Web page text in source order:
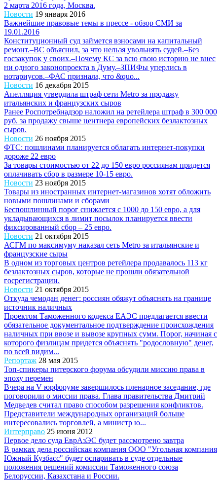
2 марта 2016 года, Москва.
Новости 19 января 2016
Важнейшие правовые темы в прессе - обзор СМИ за
19.01.2016
Конституционный суд займется взносами на капитальный
ремонт.–ВС объяснил, за что нельзя увольнять судей.–Без
госзакупок у своих.–Почему КС за всю свою историю не внес
ни одного законопроекта в Думу.–ЗПИФы уперлись в
нотариусов.–ФАС признала, что &quo...
Новости 16 декабря 2015
Апелляция утвердила штраф сети Metro за продажу
итальянских и французских сыров
Ранее Роспотребнадзор наложил на ретейлера штраф в 300 000
руб. за продажу свыше центнера европейских безлактозных
сыров.
Новости 26 ноября 2015
ФТС: пошлинами планируется облагать интернет-покупки
дороже 22 евро
За товары стоимостью от 22 до 150 евро россиянам придется
оплачивать сбор в размере 10-15 евро.
Новости 23 ноября 2015
Товары из иностранных интернет-магазинов хотят обложить
новыми пошлинами и сборами
Беспошлинный порог снижается с 1000 до 150 евро, а для
укладывающихся в лимит посылок планируется ввести
фиксированный сбор – 25 евро.
Новости 21 октября 2015
АСГМ по максимуму наказал сеть Metro за итальянские и
французские сыры
В одном из торговых центров ретейлера продавалось 113 кг
безлактозных сыров, которые не прошли обязательной
госрегистрации.
Новости 21 октября 2015
Откуда чемодан денег: россиян обяжут объяснять на границе
источник наличных
Проектом Таможенного кодекса ЕАЭС предлагается ввести
обязательное документальное подтверждение происхождения
наличных при ввозе и вывозе крупных сумм. Порог, начиная с
которого физлицам придется объяснять "родословную" денег,
по всей видим...
Репортаж 28 мая 2015
Топ-спикеры питерского форума обсудили миссию права в
эпоху перемен
Вчера на V юрфоруме завершилось пленарное заседание, где
поговорили о миссии права. Глава правительства Дмитрий
Медведев считал право способом разрешения конфликтов.
Представители международных организаций больше
интересовались торговлей, а министр ю...
Интерправо 25 июня 2012
Первое дело суда ЕврАзЭС будет рассмотрено завтра
В рамках дела российская компания ООО "Угольная компания
Южный Кузбасс" будет оспаривать в суде отдельные
положения решений комиссии Таможенного союза
Белоруссии, Казахстана и России.